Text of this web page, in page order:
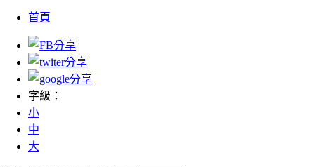
首頁
字級：
小
中
大